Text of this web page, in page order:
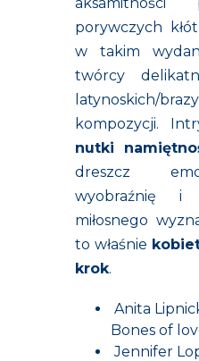
porywczych
w takim
twórcy
latynoskich/
kompozycji.
nutki
dreszcz
wyobraźnię i
miłosnego
to właśnie
krok.
Anita
Bones of
Jennifer